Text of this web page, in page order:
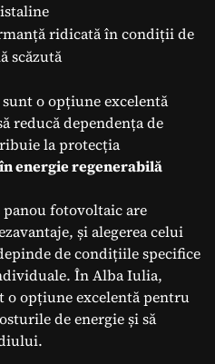
ridicată în condiții de
scăzută
o opțiune excelentă
reducă dependența de
la protecția
energie regenerabilă
fotovoltaic are
și alegerea celui
de condițiile specifice
În Alba Iulia,
opțiune excelentă pentru
de energie și să